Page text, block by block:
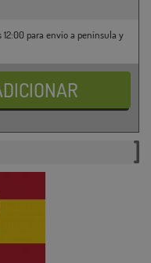
para envío a península y